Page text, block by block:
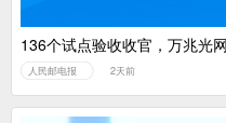
136个试点验收收官，万兆光
人民邮电报 2天前